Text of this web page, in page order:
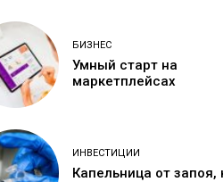
БИЗНЕС
Умный старт на
маркетплейсах
ИНВЕСТИЦИИ
Капельница от запоя,